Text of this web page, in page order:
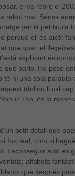
el va rebre el
rebut mai. Sense
per la pel·lícula
perquè ell és això:
que quan el
explicant és
què parlo. Ho poso
té ni una sola paraula
títol no li cal cap
Tan, és la
petit detall que
fos real, com si
I aconseguir això
alfabets
que després